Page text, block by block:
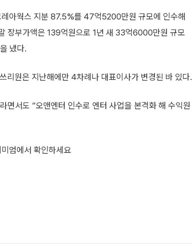
아웍스 지분 87.5%를 47억5200만원 규모에 인수해
장부가액은 139억원으로 1년 새 33억6000만원 규모
냈다.
리원은 지난해에만 4차례나 대표이사가 변경된 바 있다.
면서도 “오앤엔터 인수로 엔터 사업을 본격화 해 수익원
엄에서 확인하세요